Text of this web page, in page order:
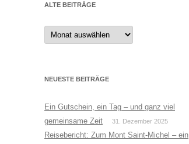
ALTE BEITRÄGE
Alte
Beiträge
NEUESTE BEITRÄGE
Ein Gutschein, ein Tag – und ganz viel
gemeinsame Zeit
31. Dezember 2025
Reisebericht: Zum Mont Saint-Michel – ein